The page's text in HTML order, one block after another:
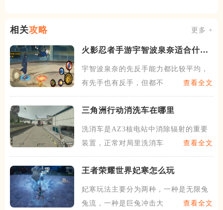
相关攻略 更多 +
火影忍者手游宇智波泉奈适合什么
​宇智波泉奈的先反手能力都比较平均，
有先手也有反手，但都不属
查看全文
三角洲行动消洗车在哪里
洗消车是AZ3核电站中消除辐射的重要
装置，正常对局里洗消车会
查看全文
王者荣耀世界妃寒怎么玩
妃寒玩法主要分为两种，一种是无限兔
兔流，一种是巨兔冲击大白流
查看全文